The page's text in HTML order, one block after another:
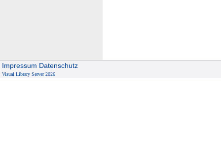
Impressum Datenschutz
Visual Library Server 2026